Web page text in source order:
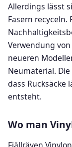
Allerdings lässt
Fasern recyceln.
Verwendung
neueren
Neumaterial.
dass Rucksäcke
entsteht.
Wo man